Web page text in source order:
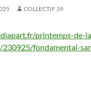
COLLECTIF 39
printemps-de-
fondamental-